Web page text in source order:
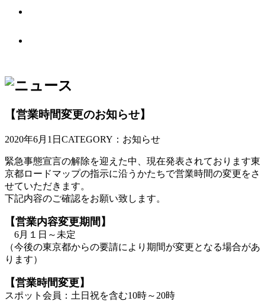
【営業時間変更のお知らせ】
2020年6月1日 CATEGORY：お知らせ
緊急事態宣言の解除を迎えた中、現在発表されております東
京都ロードマップの指示に沿うかたちで営業時間の変更をさ
せていただきます。
下記内容のご確認をお願い致します。
【営業内容変更期間】
6月１日～未定
（今後の東京都からの要請により期間が変更となる場合があ
ります）
【営業時間変更】
スポット会員：土日祝を含む10時～20時